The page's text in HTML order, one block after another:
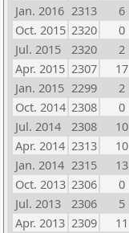
Jan. 2016 2313 6
Oct. 2015 2320 0
Jul. 2015
2320 2
Apr. 2015 2307 17
Jan. 2015 2299 2
Oct. 2014 2308 0
Jul. 2014
2308 10
Apr. 2014 2313 10
Jan. 2014 2315 13
Oct. 2013 2306 0
Jul. 2013
2306 5
Apr. 2013 2309 11